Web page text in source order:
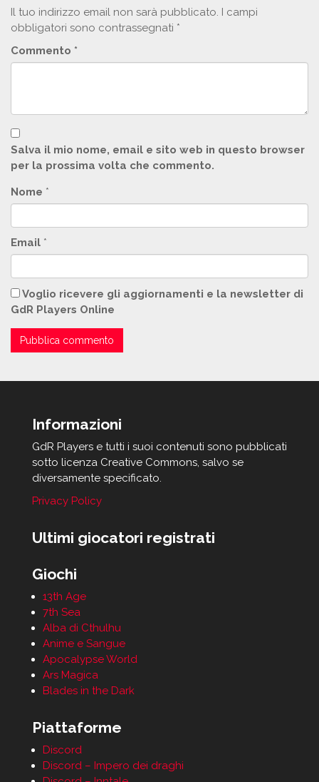
Il tuo indirizzo email non sarà pubblicato. I campi
obbligatori sono contrassegnati *
Commento *
Salva il mio nome, email e sito web in questo browser
per la prossima volta che commento.
Nome *
Email *
Voglio ricevere gli aggiornamenti e la newsletter di
GdR Players Online
Informazioni
GdR Players e tutti i suoi contenuti sono pubblicati
sotto licenza Creative Commons, salvo se
diversamente specificato.
Privacy Policy
Ultimi giocatori registrati
Giochi
13th Age
7th Sea
Alba di Cthulhu
Anime e Sangue
Apocalypse World
Ars Magica
Blades in the Dark
Piattaforme
Discord
Discord – Impero dei draghi